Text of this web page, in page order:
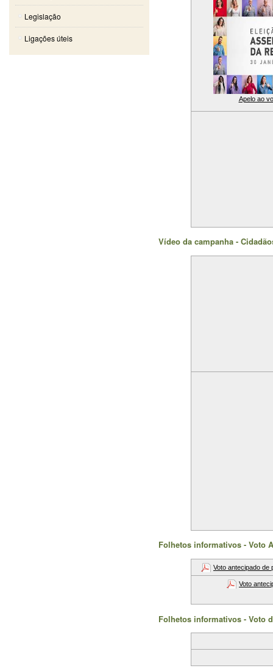
Apelo ao
Vídeo da campanha -
Folhetos informativos - Voto
Voto antecipado de
Voto
Folhetos informativos - Voto
Legislação
Ligações úteis